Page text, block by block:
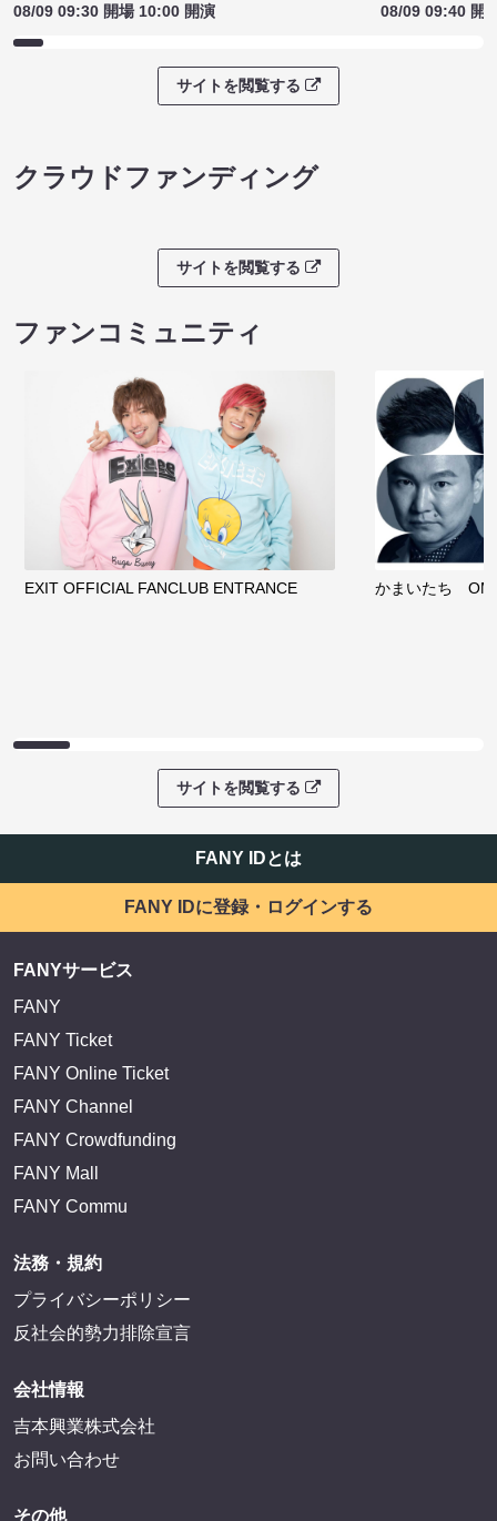
08/09 09:30 開場 10:00 開演
08/09 09:40 開
サイトを閲覧する
クラウドファンディング
サイトを閲覧する
ファンコミュニティ
EXIT OFFICIAL FANCLUB ENTRANCE かまいたち
サイトを閲覧する
FANY IDとは
FANY IDに登録・ログインする
FANYサービス
FANY
FANY Ticket
FANY Online Ticket
FANY Channel
FANY Crowdfunding
FANY Mall
FANY Commu
法務・規約
プライバシーポリシー
反社会的勢力排除宣言
会社情報
吉本興業株式会社
お問い合わせ
その他